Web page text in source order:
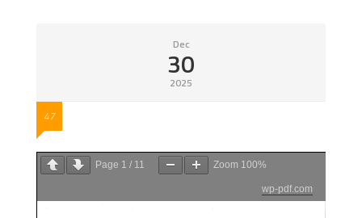
Dec
30
2025
47
Page 1 / 11 Zoom 100%
wp-pdf.com